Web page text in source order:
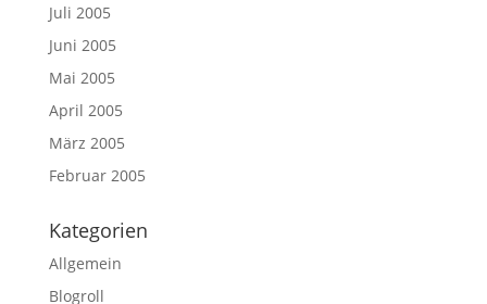
Juli 2005
Juni 2005
Mai 2005
April 2005
März 2005
Februar 2005
Kategorien
Allgemein
Blogroll